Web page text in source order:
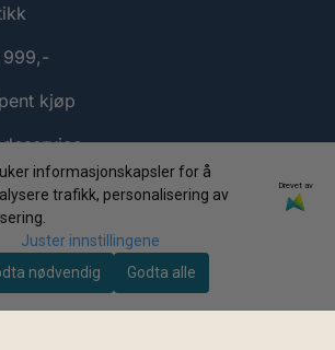
kjøp
informasjonskapsler for å
trafikk, personalisering av
Drevet av
Juster innstillingene
nødvendig
Godta alle